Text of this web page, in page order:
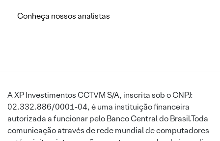
Conheça nossos analistas
A XP Investimentos CCTVM S/A, inscrita sob o CNPJ:
02.332.886/0001-04, é uma instituição financeira
autorizada a funcionar pelo Banco Central do Brasil.Toda
comunicação através de rede mundial de computadores